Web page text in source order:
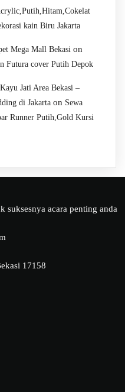
kain Biru Jakarta
Mega Mall Bekasi on
Futura cover Putih Depok
Jati Area Bekasi –
di Jakarta on Sewa
Runner Putih,Gold Kursi
suksesnya acara penting anda
17158